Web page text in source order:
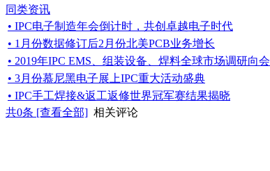
同类资讯
• IPC电子制造年会倒计时，共创卓越电子时代
• 1月份数据修订后2月份北美PCB业务增长
• 2019年IPC EMS、组装设备、焊料全球市场调研向会
• 3月份慕尼黑电子展上IPC重大活动盛典
• IPC手工焊接&返工返修世界冠军赛结果揭晓
共0条 [查看全部] 相关评论